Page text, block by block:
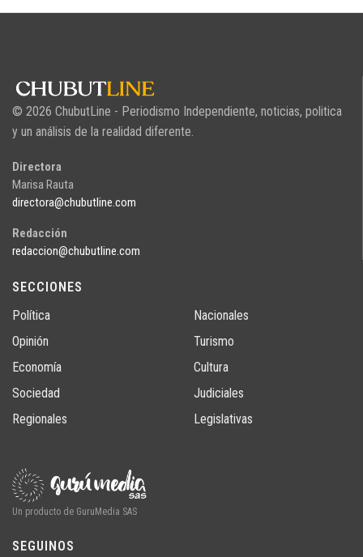
© 2026 ChubutLine - Periodismo Independiente, noticias, politica
y un análisis de la realidad diferente.
Directora
Marisa Rauta
directora@chubutline.com
Redacción
redaccion@chubutline.com
SECCIONES
Política
Opinión
Economía
Sociedad
Regionales
Nacionales
Turismo
Cultura
Judiciales
Legislativas
Un producto de GuruMedia SAS
SEGUINOS